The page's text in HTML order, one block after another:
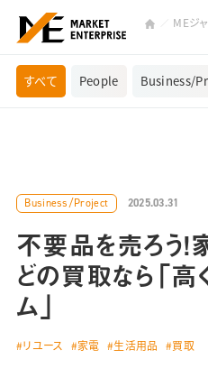
MEジ
すべて People Business/
Business/Project 2025.03.31
不要品を売ろう
どの買取なら「高
ム」
リユース 家電 生活用品 買取